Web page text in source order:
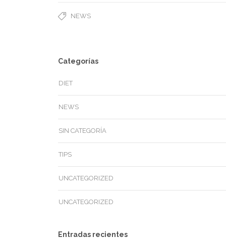
NEWS
Categorías
DIET
NEWS
SIN CATEGORÍA
TIPS
UNCATEGORIZED
UNCATEGORIZED
Entradas recientes